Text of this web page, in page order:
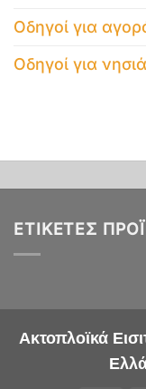
Οδηγοί για
Οδηγοί για νησιά
ΕΤΙΚΈΤΕΣ
Ακτοπλοϊκά